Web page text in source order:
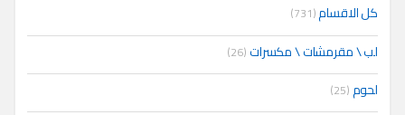
كل الاقسام(731)
لب \ مقرمشات \ مكسرات(26)
لحوم(25)